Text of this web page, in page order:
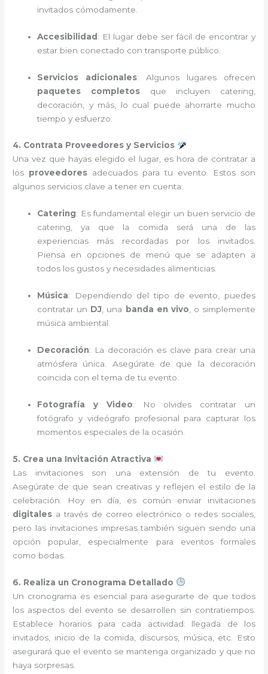
invitados cómodamente.
Accesibilidad : El lugar debe ser fácil de encontrar y
estar bien conectado con transporte público.
Servicios adicionales: Algunos lugares ofrecen
paquetes completosque incluyen catering,
decoración, y más, lo cual puede ahorrarte mucho
tiempo y esfuerzo.
4. Contrata Proveedores y Servicios
Una vez que hayas elegido el lugar, es hora de contratar a
los proveedores adecuados para tu evento. Estos son
algunos servicios clave a tener en cuenta:
Catering: Es fundamental elegir un buen servicio de
catering, ya que la comida será una de las
experiencias más recordadas por los invitados.
Piensa en opciones de menú que se adapten a
todos los gustos y necesidades alimenticias.
Música: Dependiendo del tipo de evento, puedes
contratar un DJ , una banda en vivo , o simplemente
música ambiental.
Decoración: La decoración es clave para crear una
atmósfera única. Asegúrate de que la decoración
coincida con el tema de tu evento.
Fotografía y Video: No olvides contratar un
fotógrafo y videógrafo profesional para capturar los
momentos especiales de la ocasión.
5. Crea una Invitación Atractiva
Las invitaciones son una extensión de tu evento.
Asegúrate de que sean creativas y reflejen el estilo de la
celebración. Hoy en día, es común enviar invitaciones
digitales a través de correo electrónico o redes sociales,
pero las invitaciones impresas también siguen siendo una
opción popular, especialmente para eventos formales
como bodas.
6. Realiza un Cronograma Detallado
Un cronograma es esencial para asegurarte de que todos
los aspectos del evento se desarrollen sin contratiempos.
Establece horarios para cada actividad: llegada de los
invitados, inicio de la comida, discursos, música, etc. Esto
asegurará que el evento se mantenga organizado y que no
haya sorpresas.